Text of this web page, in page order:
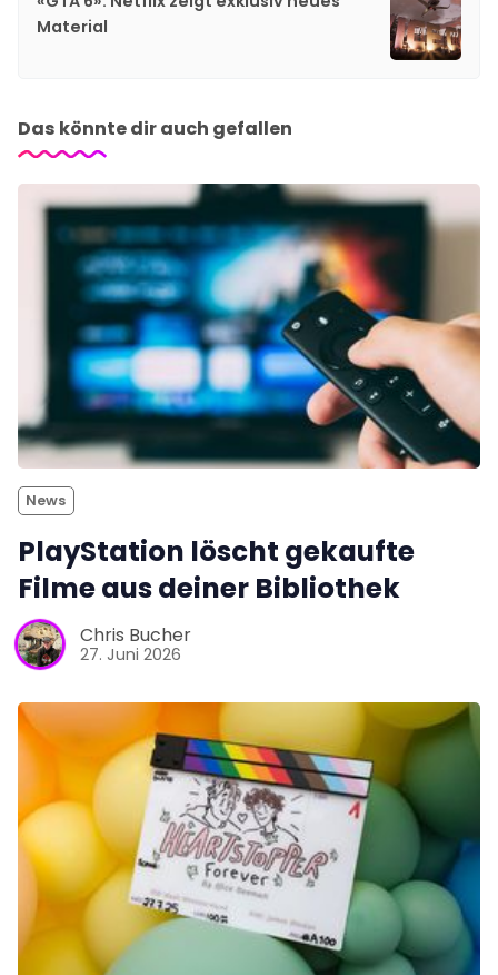
Material
Das könnte dir auch gefallen
News
PlayStation löscht gekaufte
Filme aus deiner Bibliothek
Chris Bucher
27. Juni 2026